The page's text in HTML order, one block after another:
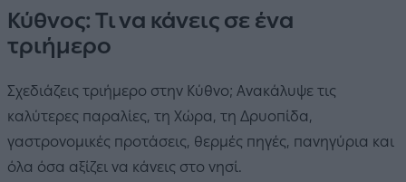
Κύθνος: Τι να κάνεις σε ένα
τριήμερο
Σχεδιάζεις τριήμερο στην Κύθνο; Ανακάλυψε τις
καλύτερες παραλίες, τη Χώρα, τη Δρυοπίδα,
γαστρονομικές προτάσεις, θερμές πηγές, πανηγύρια και
όλα όσα αξίζει να κάνεις στο νησί.